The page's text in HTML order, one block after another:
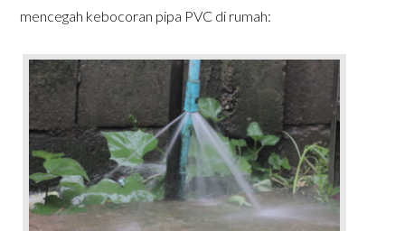
mencegah kebocoran pipa PVC di rumah: